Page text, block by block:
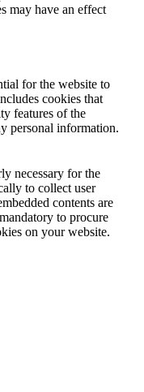
may have an effect
for the website to
cookies that
features of the
personal information.
necessary for the
to collect user
contents are
to procure
on your website.